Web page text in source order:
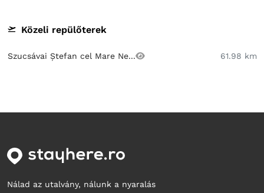
Közeli repülőterek
Szucsávai Ștefan cel Mare Ne... 61.98 km
Nálad az utalvány, nálunk a nyaralás